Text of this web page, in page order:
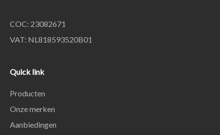
COC: 23082671
VAT: NL818593520B01
Quick link
Producten
Onze merken
Aanbiedingen